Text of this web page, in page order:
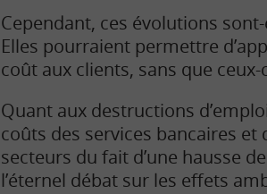
Cependant, ces évolutions
Elles pourraient permettre
coût aux clients, sans que
Quant aux destructions
coûts des services bancaires et
secteurs du fait d’une hausse
l’éternel débat sur les effets